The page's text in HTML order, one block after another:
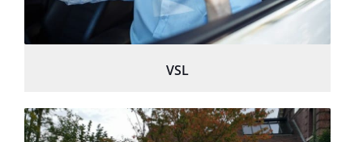
VSL